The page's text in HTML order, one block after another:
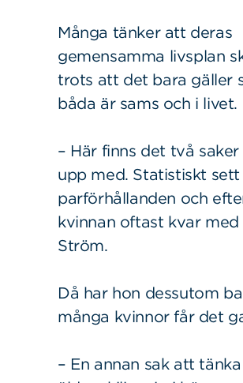
Många tänker att deras
gemensamma livsplan
trots att det bara gäller
båda är sams och i livet.
– Här finns det två
upp med. Statistiskt
parförhållanden och
kvinnan oftast kvar
Ström.
Då har hon dessutom
många kvinnor får det
– En annan sak att